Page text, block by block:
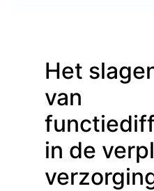
Het
van
in de